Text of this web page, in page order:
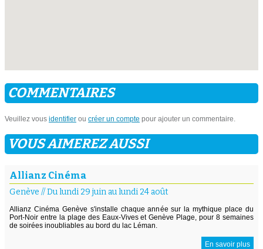
COMMENTAIRES
Veuillez vous identifier ou créer un compte pour ajouter un commentaire.
VOUS AIMEREZ AUSSI
Allianz Cinéma
Genève //Du lundi 29 juin au lundi 24 août
Allianz Cinéma Genève s'installe chaque année sur la mythique place du
Port-Noir entre la plage des Eaux-Vives et Genève Plage, pour 8 semaines
de soirées inoubliables au bord du lac Léman.
En savoir plus